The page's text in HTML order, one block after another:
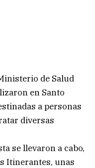
de Salud
en Santo
a personas
diversas
se llevaron a cabo,
Itinerantes, unas